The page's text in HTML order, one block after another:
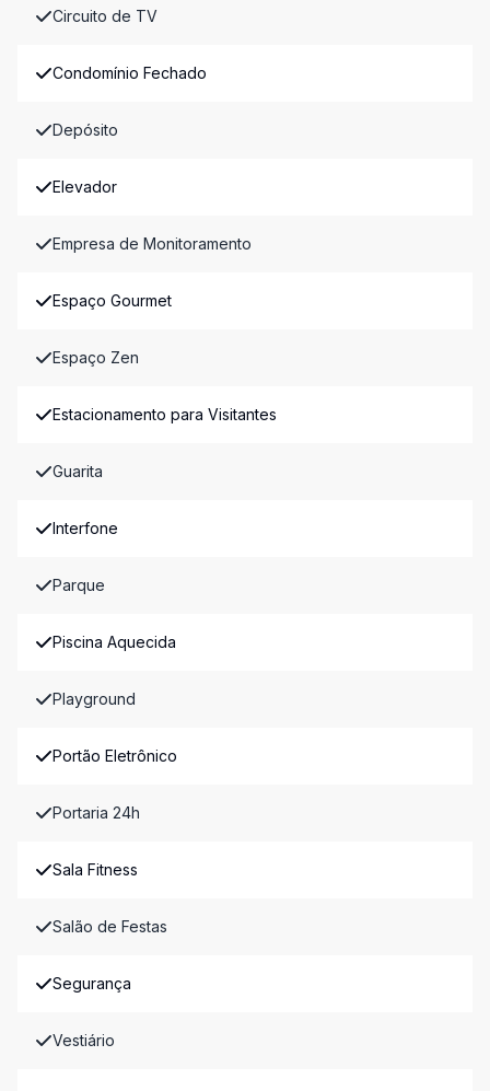
Circuito de TV
Condomínio Fechado
Depósito
Elevador
Empresa de Monitoramento
Espaço Gourmet
Espaço Zen
Estacionamento para Visitantes
Guarita
Interfone
Parque
Piscina Aquecida
Playground
Portão Eletrônico
Portaria 24h
Sala Fitness
Salão de Festas
Segurança
Vestiário